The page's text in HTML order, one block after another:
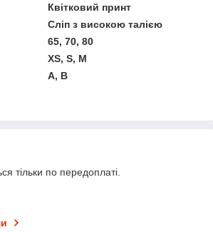
Квітковий принт
Сліп з високою талією
65, 70, 80
XS, S, M
A, B
тільки по передоплаті.